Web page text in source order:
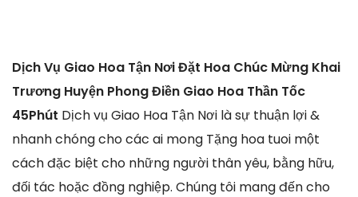
Dịch Vụ Giao Hoa Tận Nơi Đặt Hoa Chúc Mừng Khai
Trương Huyện Phong Điền Giao Hoa Thần Tốc
45Phút Dịch vụ Giao Hoa Tận Nơi là sự thuận lợi &
nhanh chóng cho các ai mong Tặng hoa tuoi một
cách đặc biệt cho những người thân yêu, bằng hữu,
đối tác hoặc đồng nghiệp. Chúng tôi mang đến cho